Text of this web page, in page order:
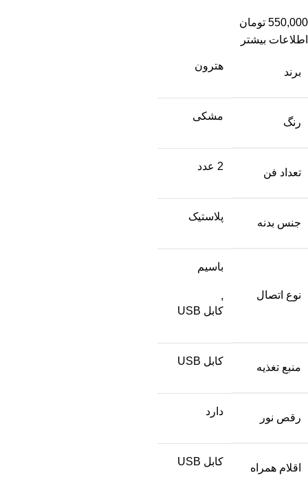
550,000 تومان
اطلاعات بیشتر
برند
هترون
رنگ
مشکی
تعداد فن
2 عدد
جنس بدنه
پلاستیک
نوع اتصال
باسیم
,
کابل USB
منبع تغذیه
کابل USB
رقص نور
دارد
اقلام همراه
کابل USB